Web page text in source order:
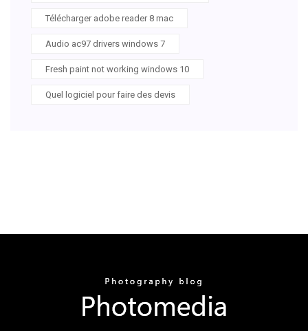
Télécharger adobe reader 8 mac
Audio ac97 drivers windows 7
Fresh paint not working windows 10
Quel logiciel pour faire des devis